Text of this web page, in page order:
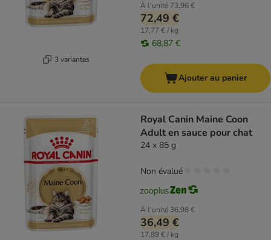
3 variantes
À l'unité 73,96 €
72,49 €
17,77 € / kg
68,87 €
Ajouter au panier
Royal Canin Maine Coon
Adult en sauce pour chat
24 x 85 g
À l'unité 36,98 €
36,49 €
17,89 € / kg
Non évalué